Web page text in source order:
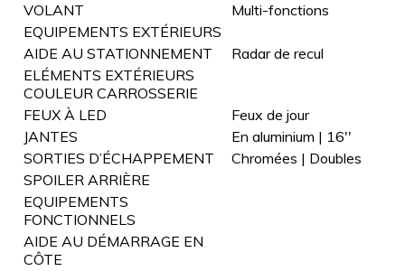
VOLANT
Multi-fonctions
EQUIPEMENTS EXTÉRIEURS
AIDE AU STATIONNEMENT
Radar de recul
ELÉMENTS EXTÉRIEURS
COULEUR CARROSSERIE
FEUX À LED
Feux de jour
JANTES
En aluminium | 16''
SORTIES D’ÉCHAPPEMENT
Chromées | Doubles
SPOILER ARRIÈRE
EQUIPEMENTS
FONCTIONNELS
AIDE AU DÉMARRAGE EN
CÔTE